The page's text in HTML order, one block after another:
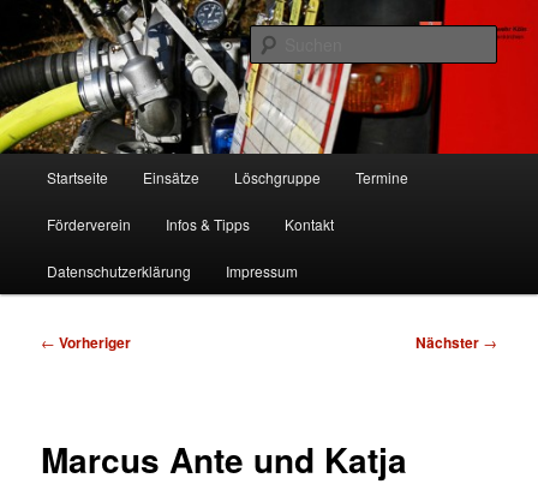
Zum
primären
Inhalt
springenFF Köln, LG RD
Freiwillige Feuerwehr Köln, Löschgruppe Rodenkirchen
Startseite Einsätze Löschgruppe Termine
Förderverein Infos & Tipps Kontakt
Datenschutzerklärung Impressum
Beitragsnavigation
← Vorheriger Nächster →
Marcus Ante und Katja